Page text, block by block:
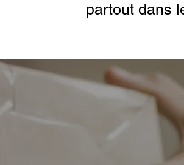
partout dans